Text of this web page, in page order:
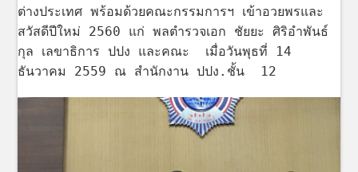
ต่างประเทศ พร้อมด้วยคณะกรรมการฯ เข้าอวยพรและ
สวัสดีปีใหม่ 2560 แก่ พลตำรวจเอก ชัยยะ ศิริอำพันธ์
กุล เลขาธิการ ปปง และคณะ เมื่อวันพุธที่ 14
ธันวาคม 2559 ณ สำนักงาน ปปง. ชั้น 12